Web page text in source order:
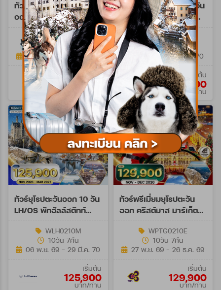
ทัวร์พรีเมี่ยม ยุโรปตะวัน
ออก พักหมู่บ้านฮัลล์สตัทท์
11วัน 8คืน (TG) 25 DEC
26 - 04 JAN 27 NY
WPTG0211NY
11วัน 8คืน
25 ธ.ค. 69 - 04 ม.ค. 70
เริ่มต้น
160,900
บาท/ท่าน
ทัวร์ยุโรปตะวันออก 10 วัน
JX [SPECIAL C] OCT
26-JUN 27
WJX0210C
10 วัน 7 คืน
23 ต.ค. 69 - 13 มิ.ย. 70
เริ่มต้น
99,900
บาท/ท่าน
ทัวร์ยุโรปตะวันออก 10 วัน
LH/OS พักฮัลล์สตัทท์
WLH0210M
10วัน 7คืน
06 พ.ย. 69 - 29 มี.ค. 70
เริ่มต้น
125,900
บาท/ท่าน
ทัวร์พรีเมี่ยมยุโรปตะวัน
ออก คริสต์มาส มาร์เก็ต
DEC 26 WPTG0210E
10วัน 7คืน
27 พ.ย. 69 - 26 ธ.ค. 69
เริ่มต้น
129,900
บาท/ท่าน